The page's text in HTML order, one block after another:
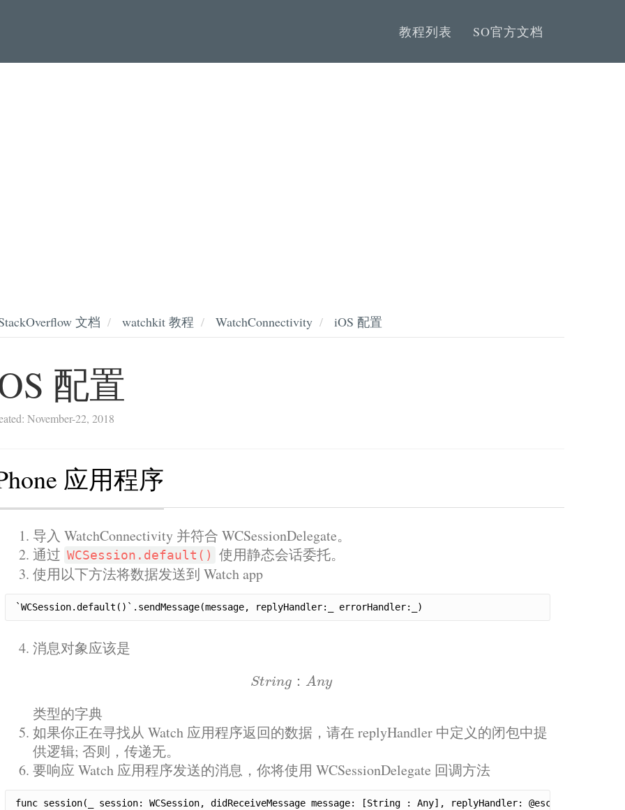
教程列表 SO官方文档
文档 watchkit 教程 WatchConnectivity iOS 配置
配置
November-22, 2018
应用程序
导入 WatchConnectivity 并符合 WCSessionDelegate。
通过 WCSession.default()
使用静态会话委托。
使用以下方法将数据发送到 Watch app
`WCSession.default()`.sendMessage(message, replyHandler:_ errorHandler:_)
消息对象应该是
String ： Any
String： Any
类型的字典
如果你正在寻找从 Watch 应用程序返回的数据，请在 replyHandler 中定义的闭包中提
供逻辑; 否则，传递无。
要响应 Watch 应用程序发送的消息，你将使用 WCSessionDelegate 回调方法
func session(_ session: WCSession, didReceiveMessage message: [String : Any], replyHandler: @escaping